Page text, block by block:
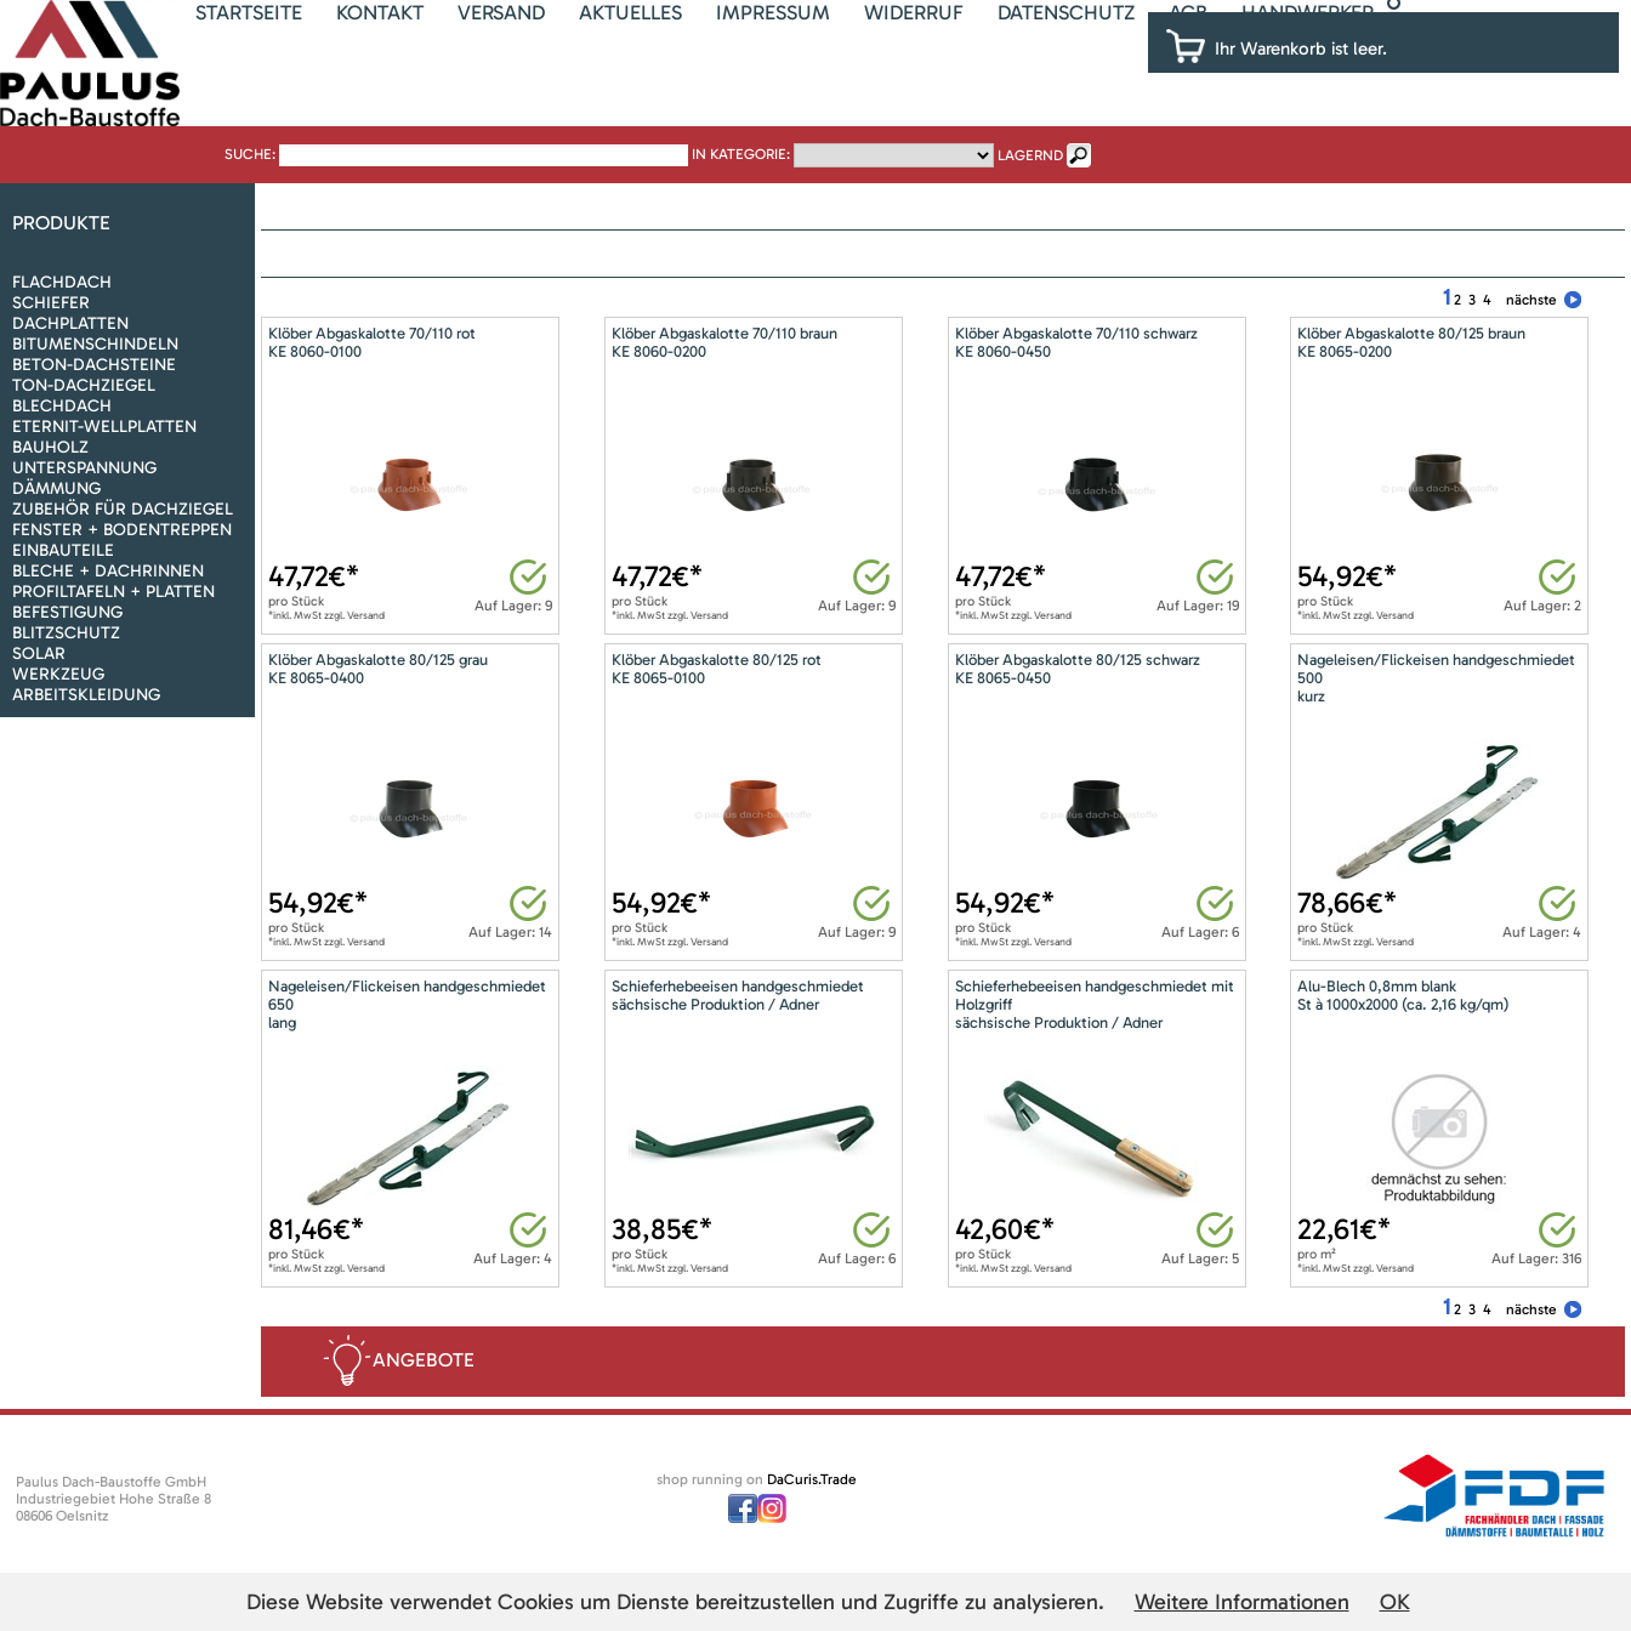
STARTSEITE KONTAKT VERSAND AKTUELLES IMPRESSUM WIDERRUF DATENSCHUTZ AGB HANDWERKER
Ihr Warenkorb ist leer.
SUCHE: IN KATEGORIE: LAGERND
PRODUKTE
FLACHDACH
SCHIEFER
DACHPLATTEN
BITUMENSCHINDELN
BETON-DACHSTEINE
TON-DACHZIEGEL
BLECHDACH
ETERNIT-WELLPLATTEN
BAUHOLZ
UNTERSPANNUNG
DÄMMUNG
ZUBEHÖR FÜR DACHZIEGEL
FENSTER + BODENTREPPEN
EINBAUTEILE
BLECHE + DACHRINNEN
PROFILTAFELN + PLATTEN
BEFESTIGUNG
BLITZSCHUTZ
SOLAR
WERKZEUG
ARBEITSKLEIDUNG
1 2 3 4 nächste
Klöber Abgaskalotte 70/110 rot
KE 8060-0100
Auf Lager: 9
47,72€*
pro Stück
*inkl. MwSt zzgl. Versand
Klöber Abgaskalotte 70/110 braun
KE 8060-0200
Auf Lager: 9
47,72€*
pro Stück
*inkl. MwSt zzgl. Versand
Klöber Abgaskalotte 70/110 schwarz
KE 8060-0450
Auf Lager: 19
47,72€*
pro Stück
*inkl. MwSt zzgl. Versand
Klöber Abgaskalotte 80/125 braun
KE 8065-0200
Auf Lager: 2
54,92€*
proStück
*inkl. MwSt zzgl. Versand
Klöber Abgaskalotte 80/125 grau
KE 8065-0400
Auf Lager: 14
54,92€*
pro Stück
*inkl. MwSt zzgl. Versand
Klöber Abgaskalotte 80/125 rot
KE 8065-0100
Auf Lager: 9
54,92€*
pro Stück
*inkl. MwSt zzgl. Versand
Klöber Abgaskalotte 80/125 schwarz
KE 8065-0450
Auf Lager: 6
54,92€*
pro Stück
*inkl. MwSt zzgl. Versand
Nageleisen/Flickeisen handgeschmiedet
500
kurz
Auf Lager: 4
78,66€*
proStück
*inkl. MwSt zzgl. Versand
Nageleisen/Flickeisen handgeschmiedet
650
lang
Auf Lager: 4
81,46€*
pro Stück
*inkl. MwSt zzgl. Versand
Schieferhebeeisen handgeschmiedet
sächsische Produktion / Adner
Auf Lager: 6
38,85€*
pro Stück
*inkl. MwSt zzgl. Versand
Schieferhebeeisen handgeschmiedet mit
Holzgriff
sächsische Produktion / Adner
Auf Lager: 5
42,60€*
pro Stück
*inkl. MwSt zzgl. Versand
Alu-Blech 0,8mm blank
St à 1000x2000 (ca. 2,16 kg/qm)
Auf Lager: 316
22,61€*
prom²
*inkl. MwSt zzgl. Versand
1 2 3 4 nächste
ANGEBOTE
Paulus Dach-Baustoffe GmbH
Industriegebiet Hohe Straße 8
08606 Oelsnitz
shop running on DaCuris.Trade
Diese Website verwendet Cookies um Dienste bereitzustellen und Zugriffe zu analysieren. Weitere Informationen OK